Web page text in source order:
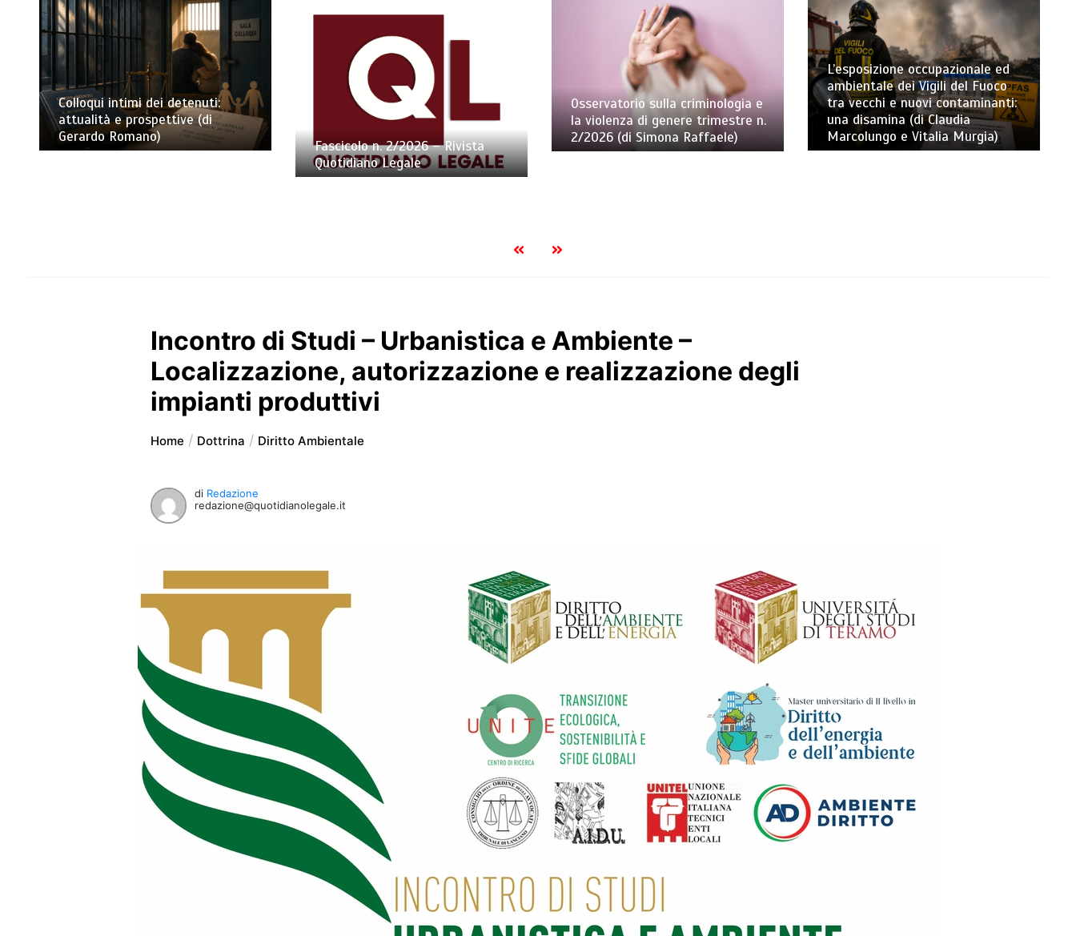
Colloqui intimi dei detenuti:
attualità e prospettive (di
Gerardo Romano)
Fascicolo n. 2/2026 – Rivista
Quotidiano Legale
Osservatorio sulla criminologia e
la violenza di genere trimestre n.
2/2026 (di Simona Raffaele)
L’esposizione occupazionale ed
ambientale dei Vigili del Fuoco
tra vecchi e nuovi contaminanti:
una disamina (di Claudia
Marcolungo e Vitalia Murgia)
Incontro di Studi – Urbanistica e Ambiente –
Localizzazione, autorizzazione e realizzazione degli
impianti produttivi
Home Dottrina Diritto Ambientale
di Redazione
redazione@quotidianolegale.it